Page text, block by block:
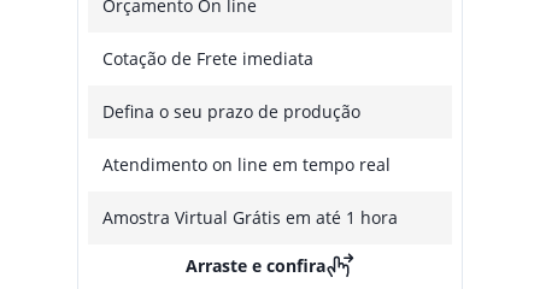
Orçamento On line
Cotação de Frete imediata
Defina o seu prazo de produção
Atendimento on line em tempo real
Amostra Virtual Grátis em até 1 hora
Arraste e confira